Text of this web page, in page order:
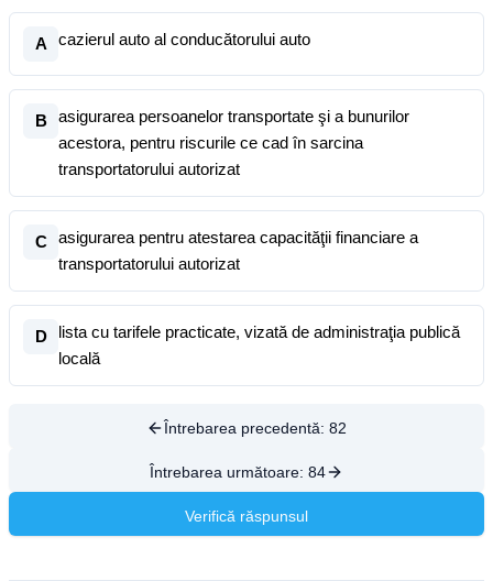
A cazierul auto al conducătorului auto
B
asigurarea persoanelor transportate şi a bunurilor
acestora, pentru riscurile ce cad în sarcina
transportatorului autorizat
C
asigurarea pentru atestarea capacităţii financiare a
transportatorului autorizat
D
lista cu tarifele practicate, vizată de administraţia publică
locală
Întrebarea precedentă: 82
Întrebarea următoare: 84
Verifică răspunsul